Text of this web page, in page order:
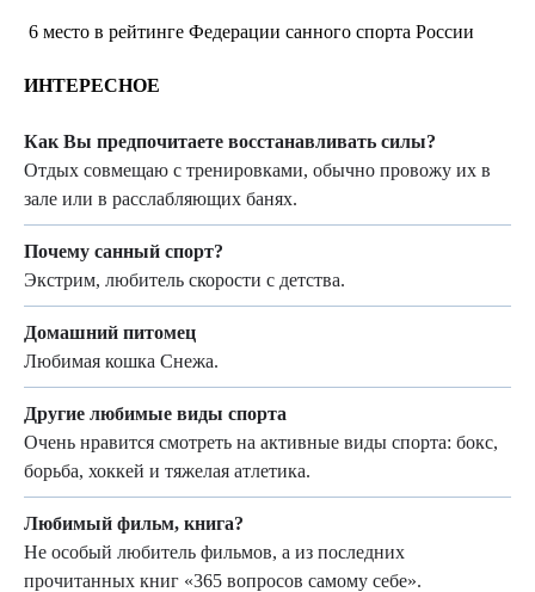
6 место в рейтинге Федерации санного спорта России
ИНТЕРЕСНОЕ
Как Вы предпочитаете восстанавливать силы?
Отдых совмещаю с тренировками, обычно провожу их в
зале или в расслабляющих банях.
Почему санный спорт?
Экстрим, любитель скорости с детства.
Домашний питомец
Любимая кошка Снежа.
Другие любимые виды спорта
Очень нравится смотреть на активные виды спорта: бокс,
борьба, хоккей и тяжелая атлетика.
Любимый фильм, книга?
Не особый любитель фильмов, а из последних
прочитанных книг «365 вопросов самому себе».